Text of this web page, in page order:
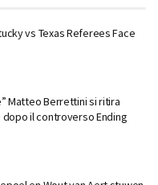
vs Texas Referees Face
Matteo Berrettini si ritira
dopo il controverso Ending